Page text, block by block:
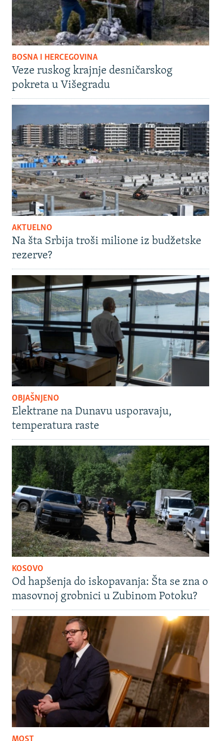
BOSNA I HERCEGOVINA
Veze ruskog krajnje desničarskog
pokreta u Višegradu
AKTUELNO
Na šta Srbija troši milione iz budžetske
rezerve?
OBJAŠNJENO
Elektrane na Dunavu usporavaju,
temperatura raste
KOSOVO
Od hapšenja do iskopavanja: Šta se zna o
masovnoj grobnici u Zubinom Potoku?